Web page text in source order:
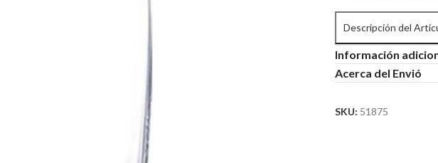
Descripción del
Información
Acerca del Envió
SKU: 51875